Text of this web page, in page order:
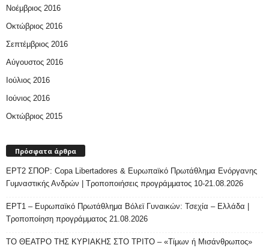
Νοέμβριος 2016
Οκτώβριος 2016
Σεπτέμβριος 2016
Αύγουστος 2016
Ιούλιος 2016
Ιούνιος 2016
Οκτώβριος 2015
Πρόσφατα άρθρα
ΕΡΤ2 ΣΠΟΡ: Copa Libertadores & Ευρωπαϊκό Πρωτάθλημα Ενόργανης
Γυμναστικής Ανδρών | Τροποποιήσεις προγράμματος 10-21.08.2026
ΕΡΤ1 – Ευρωπαϊκό Πρωτάθλημα Βόλεϊ Γυναικών: Τσεχία – Ελλάδα |
Τροποποίηση προγράμματος 21.08.2026
ΤΟ ΘΕΑΤΡΟ ΤΗΣ ΚΥΡΙΑΚΗΣ ΣΤΟ ΤΡΙΤΟ – «Τίμων ή Μισάνθρωπος»